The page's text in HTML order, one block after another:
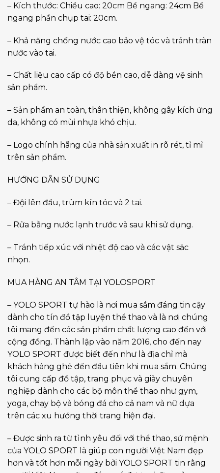
– Kích thước: Chiều cao: 20cm Bề ngang: 24cm Bề
ngang phần chụp tai: 20cm.
– Khả năng chống nước cao bảo vệ tóc và tránh tràn
nước vào tai.
– Chất liệu cao cấp có độ bền cao, dễ dàng vệ sinh
sản phẩm.
– Sản phẩm an toàn, thân thiện, không gây kích ứng
da, không có mùi nhựa khó chịu.
– Logo chính hãng của nhà sản xuất in rõ rét, tỉ mỉ
trên sản phẩm.
HƯỚNG DẪN SỬ DỤNG
– Đội lên đầu, trùm kín tóc và 2 tai.
– Rửa bằng nước lạnh trước và sau khi sử dụng.
– Tránh tiếp xúc với nhiệt độ cao và các vật săc
nhọn.
MUA HÀNG AN TÂM TẠI YOLOSPORT
– YOLO SPORT tự hào là nơi mua sắm đáng tin cậy
dành cho tín đồ tập luyện thể thao và là nơi chúng
tôi mang đến các sản phẩm chất lượng cao đến với
cộng đồng. Thành lập vào năm 2016, cho đến nay
YOLO SPORT được biết đến như là địa chỉ mà
khách hàng ghé đến đầu tiên khi mua sắm. Chúng
tôi cung cấp đồ tập, trang phục và giày chuyên
nghiệp dành cho các bộ môn thể thao như gym,
yoga, chạy bộ và bóng đá cho cả nam và nữ dựa
trên các xu hướng thời trang hiện đại.
– Được sinh ra từ tình yêu đối với thể thao, sứ mệnh
của YOLO SPORT là giúp con người Việt Nam đẹp
hơn và tốt hơn mỗi ngày bởi YOLO SPORT tin rằng